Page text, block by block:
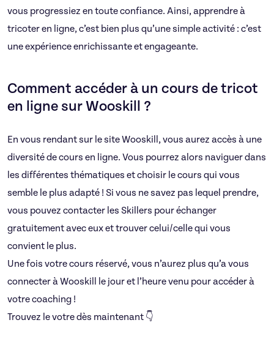
vous progressiez en toute confiance. Ainsi, apprendre à
tricoter en ligne, c’est bien plus qu’une simple activité : c’est
une expérience enrichissante et engageante.
Comment accéder à un cours de tricot
en ligne sur Wooskill ?
En vous rendant sur le site Wooskill, vous aurez accès à une
diversité de cours en ligne. Vous pourrez alors naviguer dans
les différentes thématiques et choisir le cours qui vous
semble le plus adapté ! Si vous ne savez pas lequel prendre,
vous pouvez contacter les Skillers pour échanger
gratuitement avec eux et trouver celui/celle qui vous
convient le plus.
Une fois votre cours réservé, vous n’aurez plus qu’a vous
connecter à Wooskill le jour et l’heure venu pour accéder à
votre coaching !
Trouvez le votre dès maintenant 👇